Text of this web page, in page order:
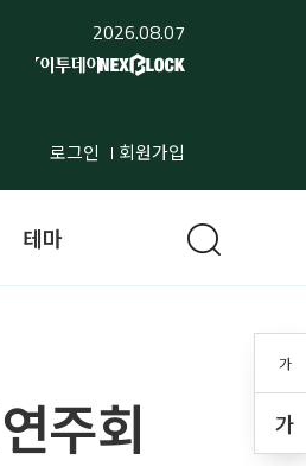
2026.08.07
로그인 회원가입
가
가
테마
주회